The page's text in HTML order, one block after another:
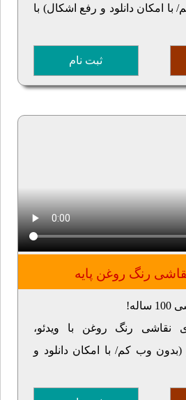
امکان دانلود و رفع اشکال) با
ثبت نام
رنگ روغن پایه
نقاشی رنگ روغن با ویدئو،
وب کم/ با امکان دانلود و